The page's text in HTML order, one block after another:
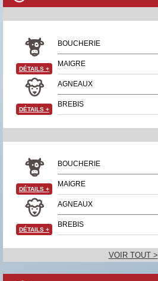
BOUCHERIE
MAIGRE
DÉTAILS +
AGNEAUX
BREBIS
DÉTAILS +
BOUCHERIE
MAIGRE
DÉTAILS +
AGNEAUX
BREBIS
DÉTAILS +
VOIR TOUT >